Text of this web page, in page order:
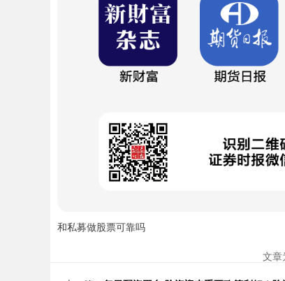
和私募做股票可靠吗
文章